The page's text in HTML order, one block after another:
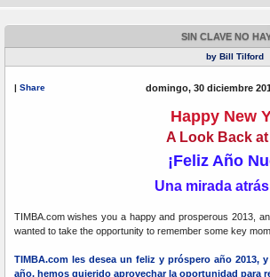
SIN CLAVE NO
by Bill Tilford
| Share domingo, 30 diciembre
Happy New
A Look Back at
¡Feliz Año
Una mirada
TIMBA.com wishes you a happy and prosperous 2013,
wanted to take the opportunity to remember some key
TIMBA.com les desea un feliz y próspero año 2013,
año, hemos quierido aprovechar la oportunidad para